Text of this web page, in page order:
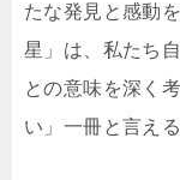
たな発見と感動
星」は、私たち
との意味を深く
い」一冊と言え